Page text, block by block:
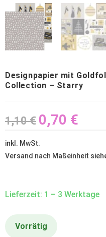
Designpapier mit
Collection – Starry
1,10€ 0,70 €
inkl. MwSt.
Versand nach Maßeinheit
Lieferzeit: 1 – 3 Werktage
Vorrätig